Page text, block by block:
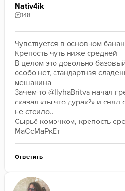
Nativ4ik
148
Чувствуется в основном
Крепость чуть ниже средней
В целом это довольно
особо нет, стандартная
мешанина
Зачем-то @IlyhaBritva начал
сказал «ты что дурак?» и
не стоило…
Сырьё комочком, крепость
МаСсМаРкЕт
Ответить